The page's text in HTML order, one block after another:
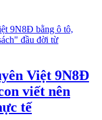
Việt 9N8Đ
viết nên
tế